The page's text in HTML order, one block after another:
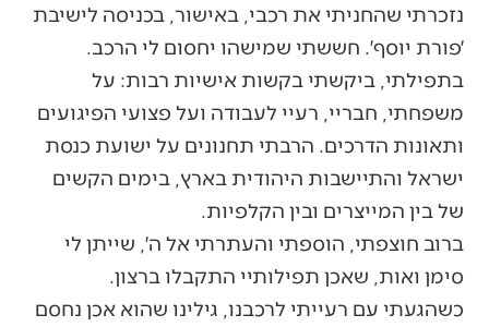
נזכרתי שהחניתי את רכבי, באישור, בכניסה לישיבת
׳פורת יוסף׳. חששתי שמישהו יחסום לי הרכב.
בתפילתי, ביקשתי בקשות אישיות רבות: על
משפחתי, חבריי, רעיי לעבודה ועל פצועי הפיגועים
ותאונות הדרכים. הרבתי תחנונים על ישועת כנסת
ישראל והתיישבות היהודית בארץ, בימים הקשים
של בין המייצרים ובין הקלפיות.
ברוב חוצפתי, הוספתי והעתרתי אל ה׳, שייתן לי
סימן ואות, שאכן תפילותיי התקבלו ברצון.
כשהגעתי עם רעייתי לרכבנו, גילינו שהוא אכן נחסם